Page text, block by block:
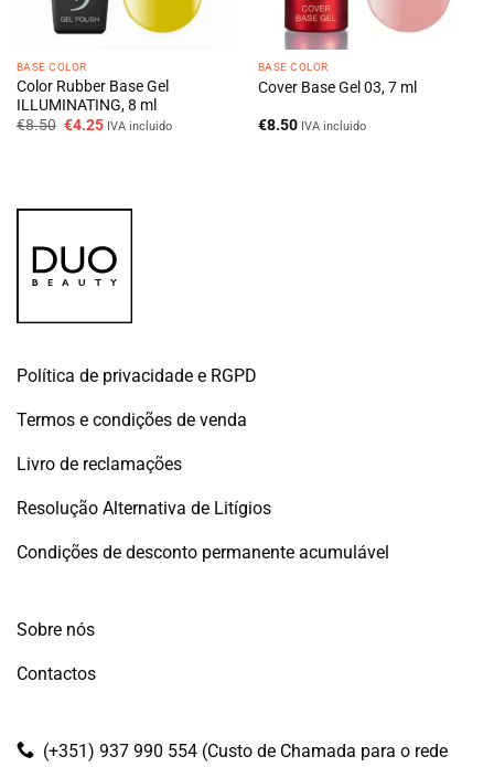
BASE COLOR
Color Rubber Base Gel
ILLUMINATING, 8 ml
€8.50 O
€4.25OIVA incluido
BASE COLOR
Cover Base Gel 03, 7 ml
€8.50 IVA incluido
Política de privacidade e RGPD
Termos e condições de venda
Livro de reclamações
Resolução Alternativa de Litígios
Condições de desconto permanente acumulável
Sobre nós
Contactos
(+351) 937 990 554 (Custo de Chamada para o rede